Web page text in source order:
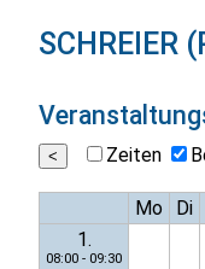
SCHREIER
Zeiten
Mo Di
1.
08:00 - 09:30